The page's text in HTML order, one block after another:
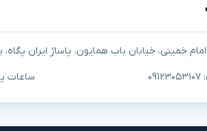
خمینی، خیابان باب همایون، پاساژ ایران پگاه،
ساعات